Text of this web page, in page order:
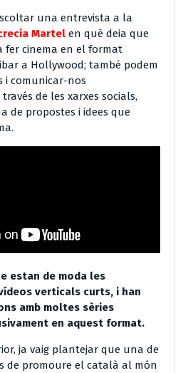
una entrevista a la
Martel en què deia que
fer cinema en el format
a Hollywood; també podem
i comunicar-nos
de les xarxes socials,
de propostes i idees que
estan de moda les
verticals curts, i han
amb moltes sèries
en aquest format.
ja vaig plantejar que una de
de promoure el català al món